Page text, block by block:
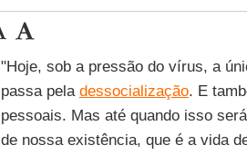
"Hoje, sob a pressão do vírus, a
passa pela dessocialização. E
pessoais. Mas até quando isso
de nossa existência, que é a vida